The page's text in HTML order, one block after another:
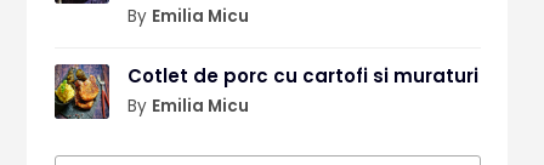
By Emilia Micu
Cotlet de porc cu cartofi si muraturi
By Emilia Micu